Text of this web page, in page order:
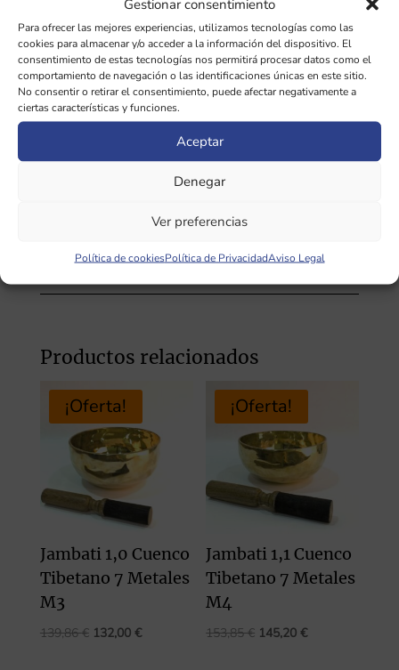
Gestionar consentimiento
Para ofrecer las mejores experiencias, utilizamos tecnologías como las
cookies para almacenar y/o acceder a la información del dispositivo. El
consentimiento de estas tecnologías nos permitirá procesar datos como el
comportamiento de navegación o las identificaciones únicas en este sitio.
No consentir o retirar el consentimiento, puede afectar negativamente a
ciertas características y funciones.
Aceptar
Denegar
Ver preferencias
Política de cookiesPolítica de PrivacidadAviso Legal
mecanizados de bronce hechos en
fundición se caracterizan por tener una
curvatura muy amplia en su base y
paredes que se cierran en la parte mas
predominantemente agudas, muy
estables. Produce un efecto
INFORMACIÓN ADICIONAL
Productos relacionados
¡Oferta!
Jambati 1,0 Cuenco
Tibetano 7 Metales
M3
139,86€ El
132,00 €El
¡Oferta!
Jambati 1,1 Cuenco
Tibetano 7 Metales
M4
153,85€ El
145,20€El